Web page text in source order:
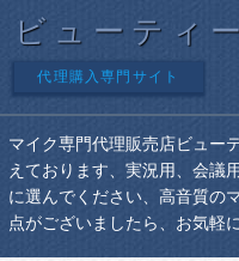
ビューティ
代理購入専門サイト
マイク専門代理販売店ビュー
えております、実況用、会議
に選んでください、高音質の
点がございましたら、お気軽